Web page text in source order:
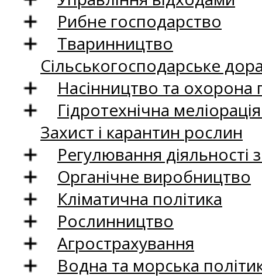
Рибне господарство
Тваринництво
Сільськогосподарське
Насінництво та
Гідротехнічна
Захист і карантин рослин
Регулювання
Органічне виробництво
Кліматична політика
Рослинництво
Агрострахування
Водна та морська